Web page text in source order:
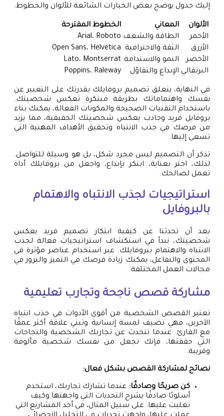
إليك جدول يوضح بعض الخيارات الشائعة للألوان والخطوط:
الألوان المعاني
الخطوط المقترحة
الأحمر
الطاقة والشغف Arial، Roboto
الأزرق
الثقة والاحترافية
Open Sans، Helvetica
الأخضر
النمو والاستدامة Lato، Montserrat
البرتقالي الإبداع والتفاؤل Poppins، Raleway
في النهاية، يتعلق تصميم بروفايلك بقدرتك على التعبير عن
نفسك واهتماماتك بطريقة مبتكرة تعكس شخصيتك.
باستخدام التقنيات الصحيحة والمكونات الفعالة، يمكنك بناء
بروفايل فريد وجاذب يعكس شخصيتك الحقيقية، مما يزيد
من فرصك في جذب الانتباه وتحقيق الأهداف المهنية التي
تسعى إليها.
تذكر أن التصميم ليس مجرد شكل، بل هو وسيلة للتواصل.
لذلك، اختر بعناية، ابتكر بإبداع، واجعل من بروفايلك أداة
تعمل لصالحك.
استراتيجيات لجذب الانتباه والاهتمام
بالبروفايل
بعد أن تحدثنا عن كيفية ابتكار تصميم فريد يعكس
شخصيتك، نبدأ في استكشاف استراتيجيات فعالة لجذب
الانتباه والاهتمام ببروفايلك. عبر استخدام عناصر مؤثرة في
المحتوى والتفاعل، يمكنك زيادة فرصك في التميز والبروز في
مجالات العمل المختلفة.
مشاركة قصص ناجحة وتجارب تعليمية
تعتبر القصص الشخصية من أقوى الأدوات في جذب انتباه
الآخرين، فهي تضيف لمسة إنسانية وتبني علاقة أكثر عمقًا
مع القارئ. عندما تتحدث عن تجاربك الشخصية والنجاحات
التي حققتها، فإنك تجعل من نفسك شخصية مألوفة
وقريبة.
نصائح لمشاركة القصص بشكل فعال:
كن صريحًا وصادقًا: عندما تشارك تجاربك، استخدم
أسلوبًا صادقًا يشرح التحديات التي واجهتها وكيف
تغلبت عليها. على سبيل المثال، في أحد المشاريع التي